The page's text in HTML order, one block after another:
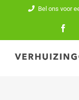
inhoud
Bel ons voor